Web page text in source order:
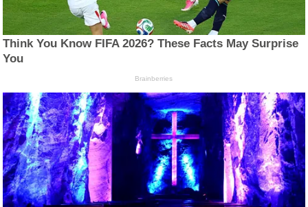
Think You Know FIFA 2026? These Facts May Surprise
You
Brainberries